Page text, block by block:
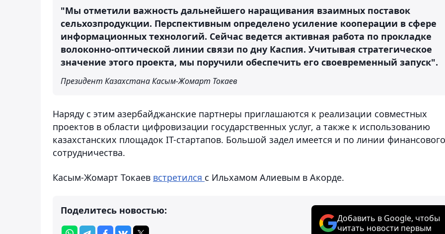
"Мы отметили важность дальнейшего наращивания взаимных поставок
сельхозпродукции. Перспективным определено усиление кооперации в сфере
информационных технологий. Сейчас ведется активная работа по прокладке
волоконно-оптической линии связи по дну Каспия. Учитывая стратегическое
значение этого проекта, мы поручили обеспечить его своевременный запуск".
Президент Казахстана Касым-Жомарт Токаев
Наряду с этим азербайджанские партнеры приглашаются к реализации совместных
проектов в области цифровизации государственных услуг, а также к использованию
казахстанских площадок IT-стартапов. Большой задел имеется и по линии финансового
сотрудничества.
Касым-Жомарт Токаев встретился с Ильхамом Алиевым в Акорде.
Поделитесь новостью:
Добавить в Google, чтобы
читать новости первым